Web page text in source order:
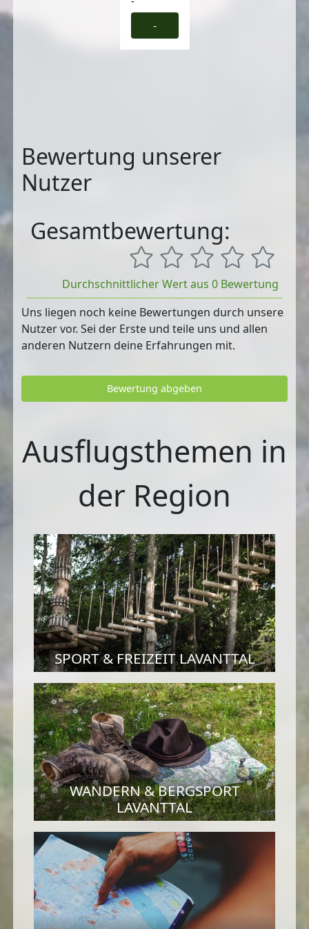
-
Bewertung unserer
Nutzer
Gesamtbewertung:
Durchschnittlicher Wert aus 0 Bewertung
Uns liegen noch keine Bewertungen durch unsere
Nutzer vor. Sei der Erste und teile uns und allen
anderen Nutzern deine Erfahrungen mit.
Bewertung abgeben
Ausflugsthemen in
der Region
SPORT & FREIZEIT LAVANTTAL
WANDERN & BERGSPORT
LAVANTTAL